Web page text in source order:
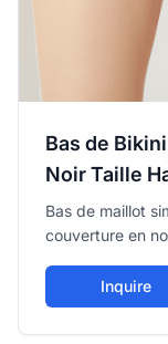
Bas de
Noir Taille
Bas de maillot
couverture en
pour contrôle
Inquire